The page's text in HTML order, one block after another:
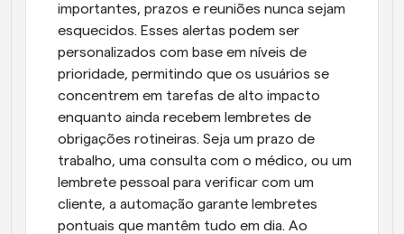
importantes, prazos e reuniões nunca sejam
esquecidos. Esses alertas podem ser
personalizados com base em níveis de
prioridade, permitindo que os usuários se
concentrem em tarefas de alto impacto
enquanto ainda recebem lembretes de
obrigações rotineiras. Seja um prazo de
trabalho, uma consulta com o médico, ou um
lembrete pessoal para verificar com um
cliente, a automação garante lembretes
pontuais que mantêm tudo em dia. Ao